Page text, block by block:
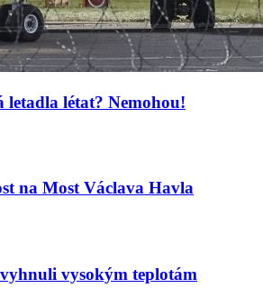
létat? Nemohou!
na Most Václava Havla
vysokým teplotám